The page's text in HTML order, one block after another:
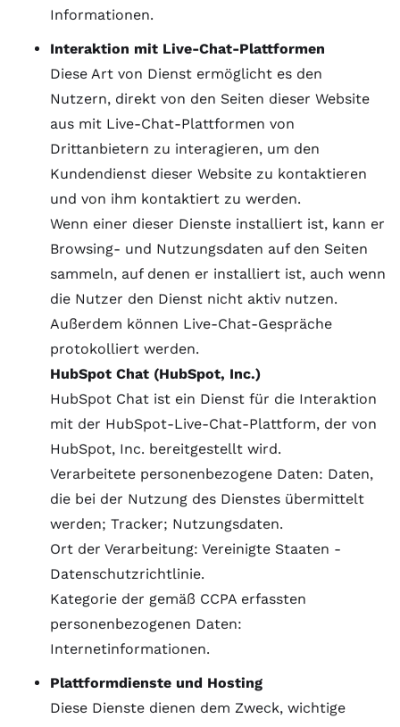
Informationen.
Interaktion mit Live-Chat-Plattformen
Diese Art von Dienst ermöglicht es den
Nutzern, direkt von den Seiten dieser Website
aus mit Live-Chat-Plattformen von
Drittanbietern zu interagieren, um den
Kundendienst dieser Website zu kontaktieren
und von ihm kontaktiert zu werden.
Wenn einer dieser Dienste installiert ist, kann er
Browsing- und Nutzungsdaten auf den Seiten
sammeln, auf denen er installiert ist, auch wenn
die Nutzer den Dienst nicht aktiv nutzen.
Außerdem können Live-Chat-Gespräche
protokolliert werden.
HubSpot Chat (HubSpot, Inc.)
HubSpot Chat ist ein Dienst für die Interaktion
mit der HubSpot-Live-Chat-Plattform, der von
HubSpot, Inc. bereitgestellt wird.
Verarbeitete personenbezogene Daten: Daten,
die bei der Nutzung des Dienstes übermittelt
werden; Tracker; Nutzungsdaten.
Ort der Verarbeitung: Vereinigte Staaten -
Datenschutzrichtlinie.
Kategorie der gemäß CCPA erfassten
personenbezogenen Daten:
Internetinformationen.
Plattformdienste und Hosting
Diese Dienste dienen dem Zweck, wichtige